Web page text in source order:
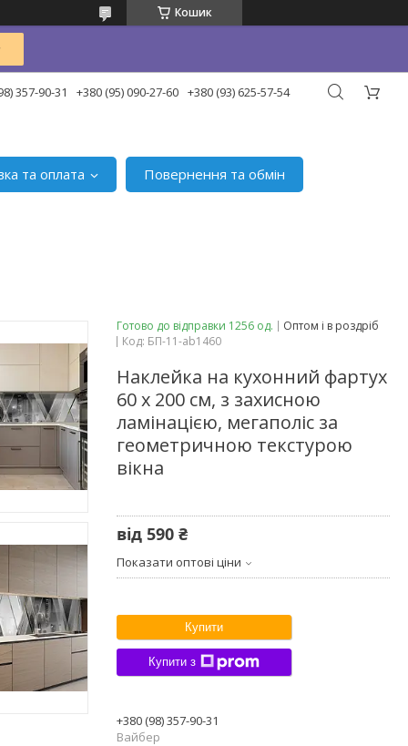
Кошик
357-90-31 +380 (95) 090-27-60 +380 (93) 625-57-54
та оплата
Повернення та обмін
Готово до відправки 1256 од.
Оптом і в роздріб
Код: БП-11-ab1460
Наклейка на кухонний фартух
60 х 200 см, з захисною
ламінацією, мегаполіс за
геометричною текстурою
вікна
від 590 ₴
Показати оптові ціни
Купити
Купити з
+380 (98) 357-90-31
Вайбер